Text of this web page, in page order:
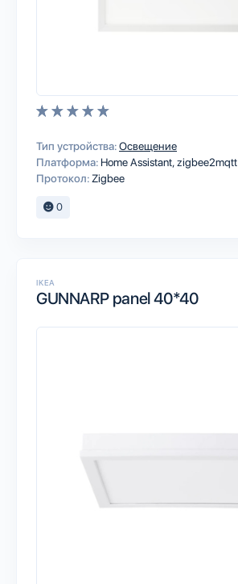
Тип устройства:Освещение
Платформа: Home Assistantzigbee2mqtt
Протокол: Zigbee
0
IKEA
GUNNARP panel 40*40